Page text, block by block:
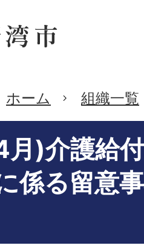
ホーム 組織一覧
月)介護給
係る留意